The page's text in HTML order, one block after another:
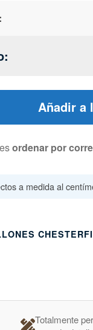
Añadir a
ordenar por
a medida al
Totalmente